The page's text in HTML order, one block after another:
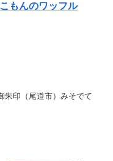
もんのワッフル
朱印（尾道市）みそでて